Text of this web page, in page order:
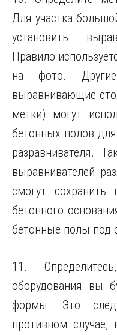
Для участка
установить
Правило
на фото. Другие
выравнивающие
метки) могут
бетонных полов
разравнивателя.
выравнивателей
смогут сохранить
бетонного
бетонные полы под
11.
оборудования вы
формы. Это
противном случае,